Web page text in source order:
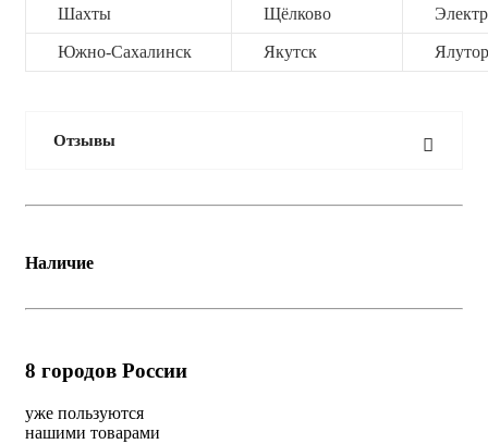
Шахты Щёлково
Южно-Сахалинск Якутск
Отзывы
Наличие
8 городов России
уже пользуются
нашими товарами